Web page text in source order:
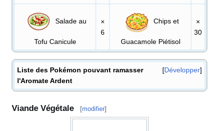
Salade au
Tofu Canicule
×
6
Chips et
Guacamole Piétisol
×
30
Développer
Liste des Pokémon pouvant ramasser
l'Aromate Ardent
Viande Végétale [modifier]